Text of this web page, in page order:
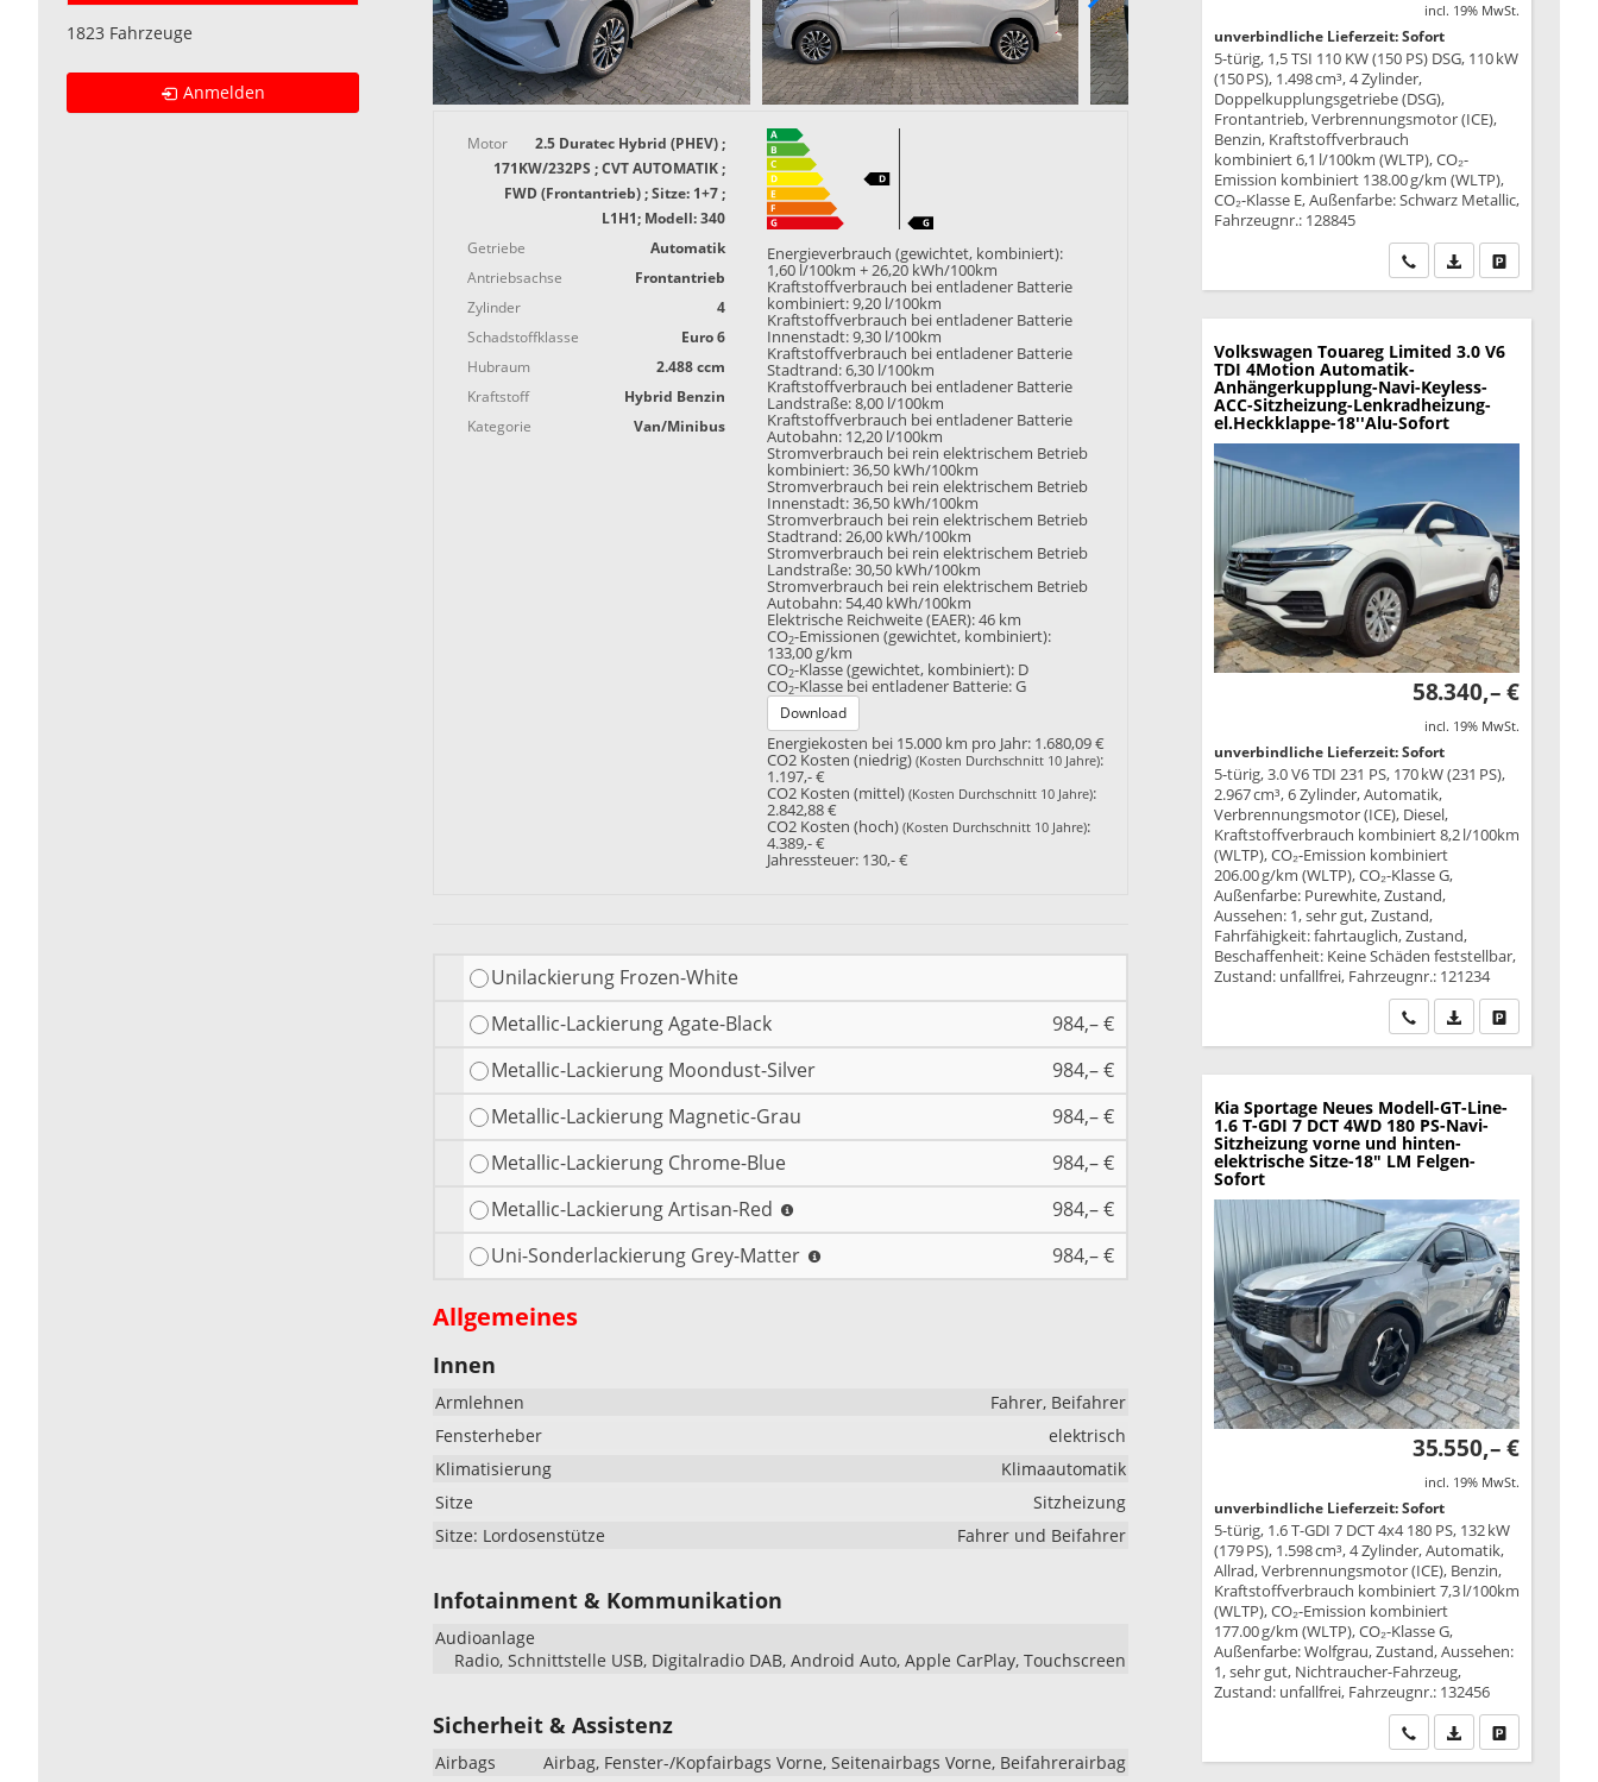
Motor
2.5 Duratec Hybrid (PHEV) ;
171KW/232PS ; CVT AUTOMATIK ;
FWD (Frontantrieb) ; Sitze: 1+7 ;
L1H1; Modell: 340
Getriebe
Automatik
Antriebsachse
Frontantrieb
Zylinder
4
Schadstoffklasse
Euro 6
Hubraum
2.488 ccm
Kraftstoff
Hybrid Benzin
Kategorie
Van/Minibus
Energieverbrauch (gewichtet, kombiniert):
1,60 l/100km + 26,20 kWh/100km
Kraftstoffverbrauch bei entladener Batterie
kombiniert: 9,20 l/100km
Kraftstoffverbrauch bei entladener Batterie
Innenstadt: 9,30 l/100km
Kraftstoffverbrauch bei entladener Batterie
Stadtrand: 6,30 l/100km
Kraftstoffverbrauch bei entladener Batterie
Landstraße: 8,00 l/100km
Kraftstoffverbrauch bei entladener Batterie
Autobahn: 12,20 l/100km
Stromverbrauch bei rein elektrischem Betrieb
kombiniert: 36,50 kWh/100km
Stromverbrauch bei rein elektrischem Betrieb
Innenstadt: 36,50 kWh/100km
Stromverbrauch bei rein elektrischem Betrieb
Stadtrand: 26,00 kWh/100km
Stromverbrauch bei rein elektrischem Betrieb
Landstraße: 30,50 kWh/100km
Stromverbrauch bei rein elektrischem Betrieb
Autobahn: 54,40 kWh/100km
Elektrische Reichweite (EAER): 46 km
CO2-Emissionen (gewichtet, kombiniert):
133,00 g/km
CO2-Klasse (gewichtet, kombiniert): D
CO2-Klasse bei entladener Batterie: G
Download
Energiekosten bei 15.000 km pro Jahr: 1.680,09 €
CO2 Kosten (niedrig)(Kosten Durchschnitt 10 Jahre):
1.197,- €
CO2 Kosten (mittel)(Kosten Durchschnitt 10 Jahre):
2.842,88 €
CO2 Kosten (hoch)(Kosten Durchschnitt 10 Jahre):
4.389,- €
Jahressteuer: 130,- €
Unilackierung Frozen-White
Metallic-Lackierung Agate-Black
984,– €
Metallic-Lackierung Moondust-Silver
984,– €
Metallic-Lackierung Magnetic-Grau
984,– €
Metallic-Lackierung Chrome-Blue
984,– €
Metallic-Lackierung Artisan-Red
984,– €
Uni-Sonderlackierung Grey-Matter
984,– €
Allgemeines
Innen
Armlehnen
Fahrer, Beifahrer
Fensterheber
elektrisch
Klimatisierung
Klimaautomatik
Sitze
Sitzheizung
Sitze: Lordosenstütze
Fahrer und Beifahrer
Infotainment & Kommunikation
Audioanlage
Radio, Schnittstelle USB, Digitalradio DAB, Android Auto, Apple CarPlay, Touchscreen
Sicherheit & Assistenz
Airbags
Airbag, Fenster-/Kopfairbags Vorne, Seitenairbags Vorne, Beifahrerairbag
1823 Fahrzeuge
Anmelden
incl. 19% MwSt.
unverbindliche Lieferzeit: Sofort
5-türig, 1,5 TSI 110 KW (150 PS) DSG, 110 kW
(150 PS), 1.498 cm³, 4 Zylinder,
Doppelkupplungsgetriebe (DSG),
Frontantrieb, Verbrennungsmotor (ICE),
Benzin, Kraftstoffverbrauch
kombiniert 6,1 l/100km (WLTP), CO₂-
Emission kombiniert 138.00 g/km (WLTP),
CO₂-Klasse E, Außenfarbe: Schwarz Metallic,
Fahrzeugnr.: 128845
Wir rufen Sie an
PDF-Datei,Drucken,
Volkswagen Touareg Limited 3.0 V6
TDI 4Motion Automatik-
Anhängerkupplung-Navi-Keyless-
ACC-Sitzheizung-Lenkradheizung-
el.Heckklappe-18''Alu-Sofort
58.340,– €
incl. 19% MwSt.
unverbindliche Lieferzeit: Sofort
5-türig, 3.0 V6 TDI 231 PS, 170 kW (231 PS),
2.967 cm³, 6 Zylinder, Automatik,
Verbrennungsmotor (ICE), Diesel,
Kraftstoffverbrauch kombiniert 8,2 l/100km
(WLTP), CO₂-Emission kombiniert
206.00 g/km (WLTP), CO₂-Klasse G,
Außenfarbe: Purewhite, Zustand,
Aussehen: 1, sehr gut, Zustand,
Fahrfähigkeit: fahrtauglich, Zustand,
Beschaffenheit: Keine Schäden feststellbar,
Zustand: unfallfrei, Fahrzeugnr.: 121234
Wir rufen Sie an
PDF-Datei,Drucken,
Kia Sportage Neues Modell-GT-Line-
1.6 T-GDI 7 DCT 4WD 180 PS-Navi-
Sitzheizung vorne und hinten-
elektrische Sitze-18" LM Felgen-
Sofort
35.550,– €
incl. 19% MwSt.
unverbindliche Lieferzeit: Sofort
5-türig, 1.6 T-GDI 7 DCT 4x4 180 PS, 132 kW
(179 PS), 1.598 cm³, 4 Zylinder, Automatik,
Allrad, Verbrennungsmotor (ICE), Benzin,
Kraftstoffverbrauch kombiniert 7,3 l/100km
(WLTP), CO₂-Emission kombiniert
177.00 g/km (WLTP), CO₂-Klasse G,
Außenfarbe: Wolfgrau, Zustand, Aussehen:
1, sehr gut, Nichtraucher-Fahrzeug,
Zustand: unfallfrei, Fahrzeugnr.: 132456
Wir rufen Sie an
PDF-Datei,Drucken,